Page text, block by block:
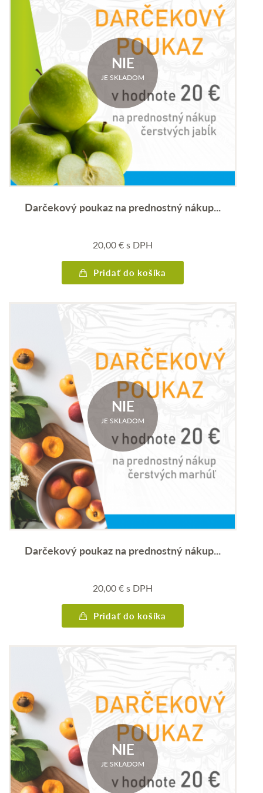
NIE
JE SKLADOM
Darčekový poukaz na prednostný nákup...
20,00€s DPH
Pridať do košíka
NIE
JE SKLADOM
Darčekový poukaz na prednostný nákup...
20,00€s DPH
Pridať do košíka
NIE
JE SKLADOM